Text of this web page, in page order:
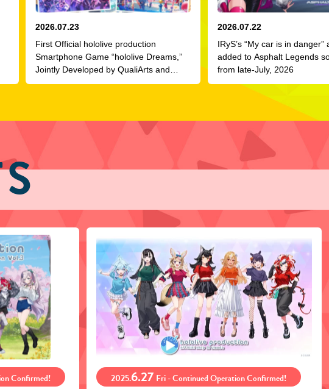
2026.07.23
First Official hololive production
Smartphone Game “hololive Dreams,”
Jointly Developed by QualiArts and
COVER, Officially Launches
2026.07.22
IRyS’s “My car is in danger”
added to Asphalt Legends
from late-July, 2026
Confirmed! 2025.6.27 Fri - Continued Operation Confirmed!